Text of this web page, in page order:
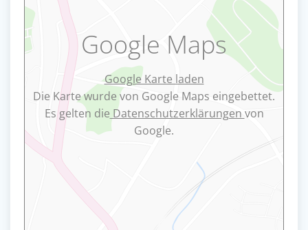
Google Maps
Google Karte laden
Die Karte wurde von Google Maps eingebettet.
Es gelten die Datenschutzerklärungen von
Google.